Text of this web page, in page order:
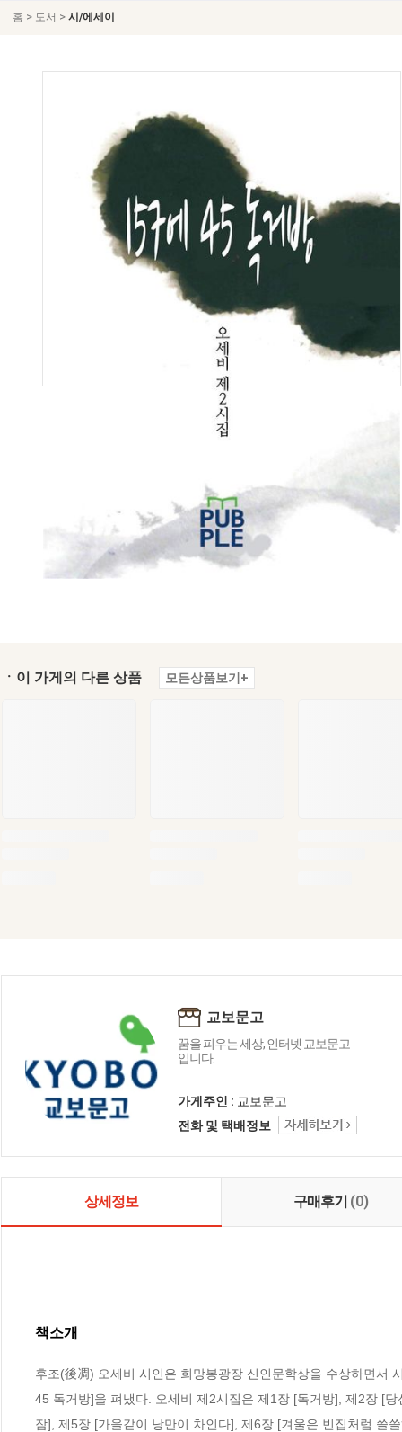
홈 > 도서 > 시/에세이
ㆍ이 가게의 다른 상품 모든상품보기+
교보문고
꿈을 피우는 세상, 인터넷 교보문고
입니다.
가게주인 : 교보문고
전화 및 택배정보
상세정보 구매후기 (0)
책소개
후조(後凋) 오세비 시인은 희망봉광장 신인문학상을 수상하면서
45 독거방]을 펴냈다. 오세비 제2시집은 제1장 [독거방], 제2장 [
잠], 제5장 [가을같이 낭만이 차인다], 제6장 [겨울은 빈집처럼 쓸